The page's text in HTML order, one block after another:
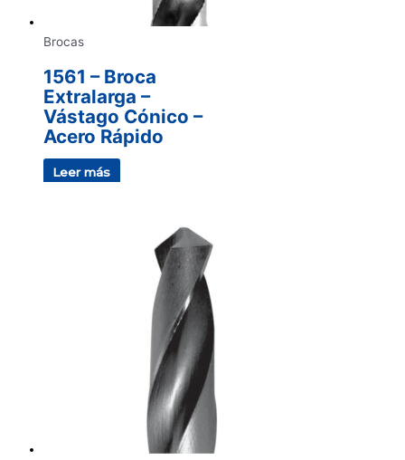
Brocas
1561 – Broca
Extralarga –
Vástago Cónico –
Acero Rápido
Leer más